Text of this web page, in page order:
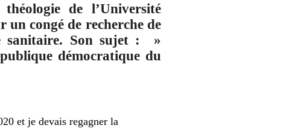
de l’Université
congé de recherche de
sanitaire. Son sujet : »
démocratique du
et je devais regagner la